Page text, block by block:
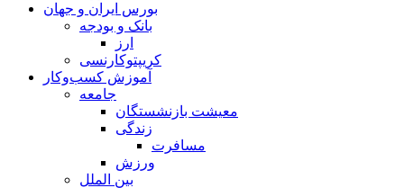
بورس ایران و جهان
بانک و بودجه
ارز
کریپتوکارنسی
آموزش کسب‌وکار
جامعه
معیشت بازنشستگان
زندگی
مسافرت
ورزش
بین الملل